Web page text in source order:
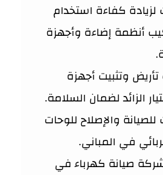
كفاءة استخدام
أنظمة إضاءة وأجهزة
وتثبيت أجهزة
الزائد لضمان السلامة.
والإصلاح للوحات
في المباني.
صيانة كهرباء في